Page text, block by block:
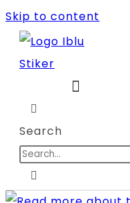
Skip to content
Search